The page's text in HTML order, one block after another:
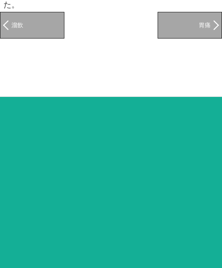
た。
溜飲 胃痛